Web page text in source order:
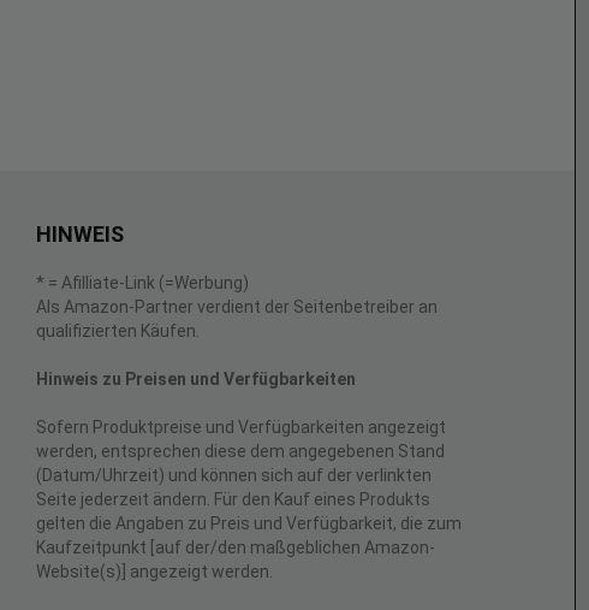
HINWEIS
* = Afilliate-Link (=Werbung)
Als Amazon-Partner verdient der Seitenbetreiber an
qualifizierten Käufen.
Hinweis zu Preisen und Verfügbarkeiten
Sofern Produktpreise und Verfügbarkeiten angezeigt
werden, entsprechen diese dem angegebenen Stand
(Datum/Uhrzeit) und können sich auf der verlinkten
Seite jederzeit ändern. Für den Kauf eines Produkts
gelten die Angaben zu Preis und Verfügbarkeit, die zum
Kaufzeitpunkt [auf der/den maßgeblichen Amazon-
Website(s)] angezeigt werden.